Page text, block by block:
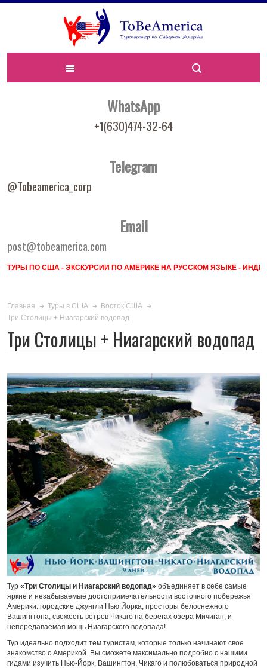
WhatsApp
+1(630)474-32-64
Telegram
@Tobeamerica_corp
Email
post@tobeamerica.com
ТУРЫ ПО США - ЭКСКУРСИИ ПО АМЕРИКЕ НА РУССКОМ ЯЗЫКЕ -
Главная Туры в США
Восток США
Три Столицы + Ниагарский водопад
Три Столицы + Ниагарский водопад
Тур «Три Столицы и Ниагарский водопад» объединяет в себе самые
яркие и незабываемые достопримечательности восточного побережья
Америки: городские джунгли Нью Йорка, просторы белоснежного
Вашингтона, свежесть ветров Чикаго на берегах озера Мичиган, и
непередаваемая мощь Ниагарского водопада!
Тур идеально подходит тем туристам, которые только начинают свое
знакомство с Америкой. Вы сможете максимально подробно с нашими
гидами изучить Нью-Йорк, Вашингтон, Чикаго и полюбоваться природной